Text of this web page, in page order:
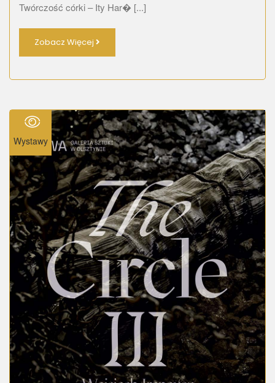
Twórczość córki – Ity Har� [...]
Zobacz Więcej
Wystawy